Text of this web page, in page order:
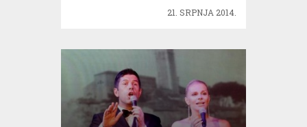
21. SRPNJA 2014.